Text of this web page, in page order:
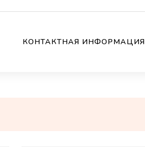
КОНТАКТНАЯ ИНФОРМАЦИЯ